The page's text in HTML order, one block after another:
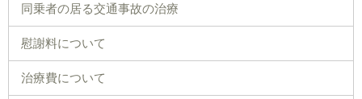
同乗者の居る交通事故の治療
慰謝料について
治療費について